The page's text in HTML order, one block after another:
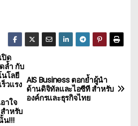
AIS Business ตอกย้ำผู้นำ
ด้านดิจิทัลและไอซีที สำหรับ
องค์กรและธุรกิจไทย
ปิด
ล้ำ กับ
นโลยี
วแรง
าใจ
สำหรับ
น!!!